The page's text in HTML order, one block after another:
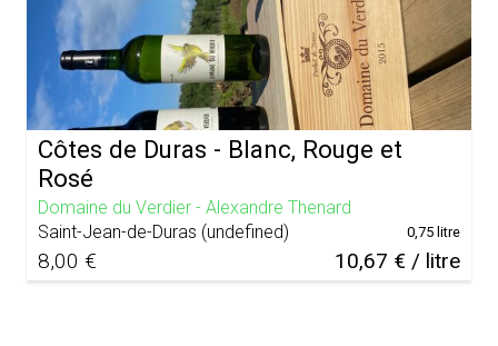
Côtes de Duras - Blanc, Rouge et
Rosé
Domaine du Verdier - Alexandre Thenard
Saint-Jean-de-Duras (undefined)
8,00 € 10,67 € / litre
0,75 litre